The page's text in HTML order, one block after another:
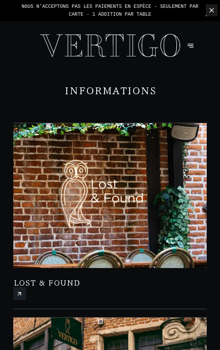
NOUS N'ACCEPTONS PAS LES PAIEMENTS EN ESPÈCE - SEULEMENT PAR
CARTE - 1 ADDITION PAR TABLE
INFORMATIONS
LOST & FOUND